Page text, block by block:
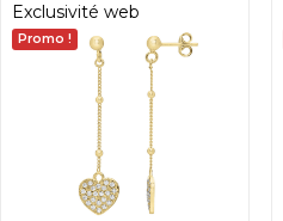
Exclusivité web
Promo !